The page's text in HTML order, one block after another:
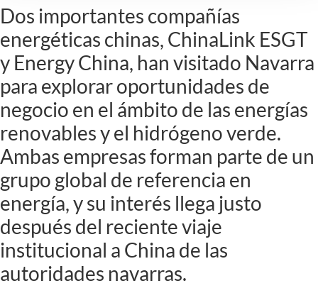
Dos importantes compañías
energéticas chinas, ChinaLink ESGT
y Energy China, han visitado Navarra
para explorar oportunidades de
negocio en el ámbito de las energías
renovables y el hidrógeno verde.
Ambas empresas forman parte de un
grupo global de referencia en
energía, y su interés llega justo
después del reciente viaje
institucional a China de las
autoridades navarras.